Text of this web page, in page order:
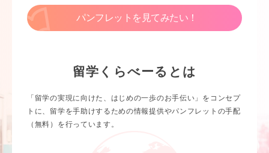
パンフレットを見てみたい！
留学くらべーるとは
「留学の実現に向けた、はじめの一歩のお手伝い」をコンセプ
トに、留学を手助けするための情報提供やパンフレットの手配
（無料）を行っています。